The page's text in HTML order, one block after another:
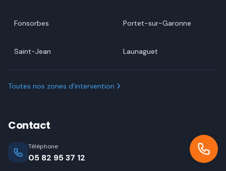
Fonsorbes Portet-sur-Garonne
Saint-Jean Launaguet
Toutes nos zones d'intervention
Contact
Téléphone
05 82 95 37 12